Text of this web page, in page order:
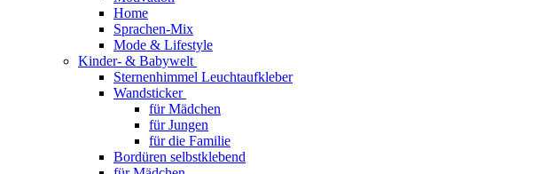
Home
Sprachen-Mix
Mode & Lifestyle
Kinder- & Babywelt
Sternenhimmel Leuchtaufkleber
Wandsticker
für Mädchen
für Jungen
für die Familie
Bordüren selbstklebend